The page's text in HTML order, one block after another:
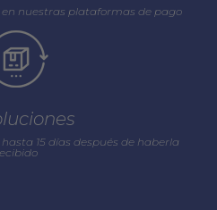
nuestras plataformas de pago
15 días después de haberla